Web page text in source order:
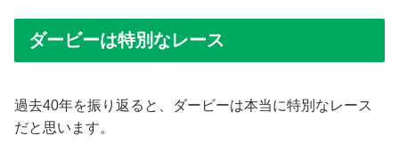
ダービーは特別なレース
過去40年を振り返ると、ダービーは本当に特別なレース
だと思います。